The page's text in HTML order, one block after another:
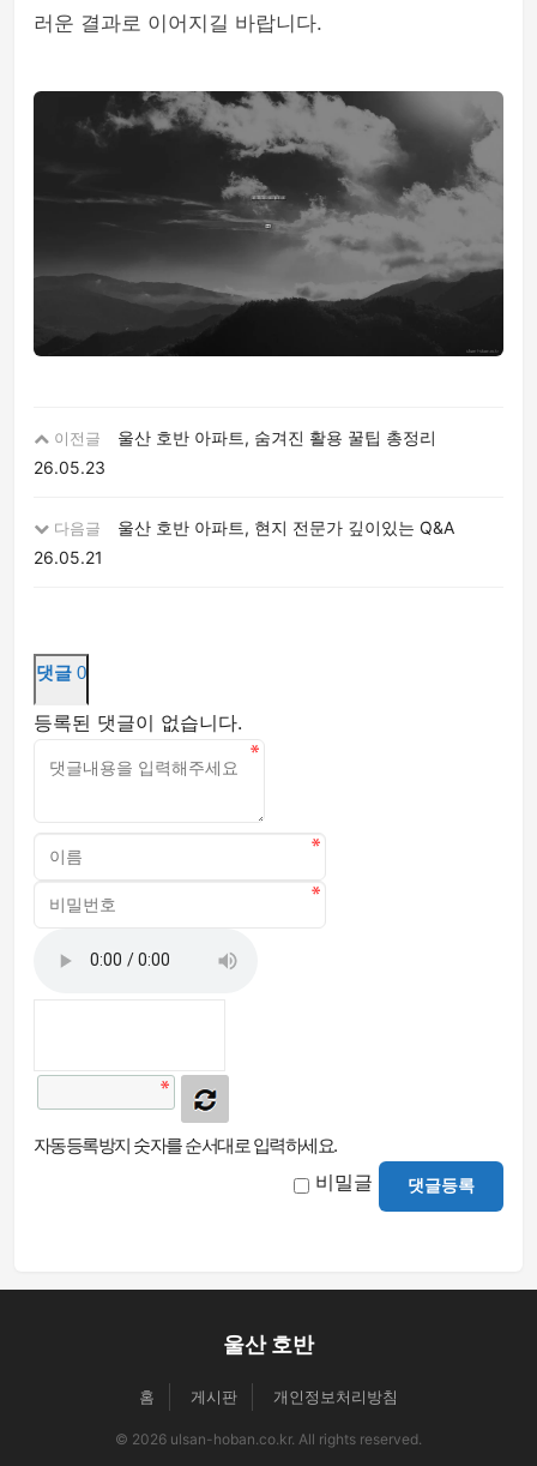
러운 결과로 이어지길 바랍니다.
이전글
울산 호반 아파트, 숨겨진 활용 꿀팁 총정리
26.05.23
다음글
울산 호반 아파트, 현지 전문가 깊이있는 Q&A
26.05.21
댓글 0
등록된 댓글이 없습니다.
자동등록방지 숫자를 순서대로 입력하세요.
비밀글 댓글등록
울산 호반
홈 게시판 개인정보처리방침
© 2026 ulsan-hoban.co.kr. All rights reserved.